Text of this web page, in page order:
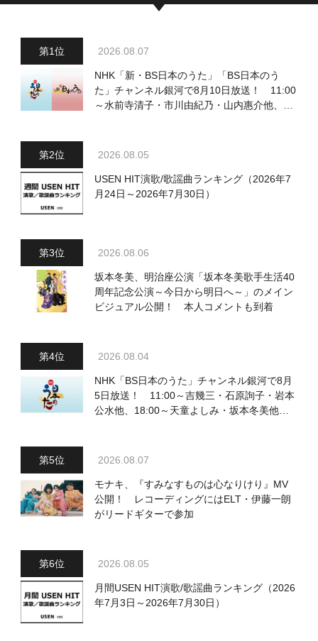
2026.08.07
NHK「新・BS日本のうた」「BS日本のう
た」チャンネル銀河で8月10日放送！ 11:00
～水前寺清子・市川由紀乃・山内惠介他、
2026.08.05
USEN HIT演歌/歌謡曲ランキング（2026年7
月24日～2026年7月30日）
2026.08.06
坂本冬美、明治座公演「坂本冬美歌手生活40
周年記念公演～今日から明日へ～」のメイン
ビジュアル公開！ 本人コメントも到着
2026.08.04
NHK「BS日本のうた」チャンネル銀河で8月
5日放送！ 11:00～吉幾三・石原詢子・岩本
公水他、18:00～天童よしみ・坂本冬美他登
2026.08.07
モナキ、『すみなすものは心なりけり』MV
公開！ レコーディングにはELT・伊藤一朗
がリードギターで参加
2026.08.05
月間USEN HIT演歌/歌謡曲ランキング（2026
年7月3日～2026年7月30日）